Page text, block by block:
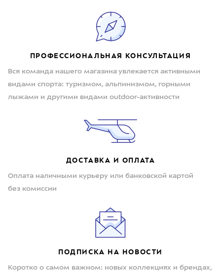
ПРОФЕССИОНАЛЬНАЯ КОНСУЛЬТАЦИЯ
Вся команда нашего магазина увлекается активными
видами спорта: туризмом, альпинизмом, горными
лыжами и другими видами outdoor-активности
ДОСТАВКА И ОПЛАТА
Оплата наличными курьеру или банковской картой
без комиссии
ПОДПИСКА НА НОВОСТИ
Коротко о самом важном: новых коллекциях и брендах,